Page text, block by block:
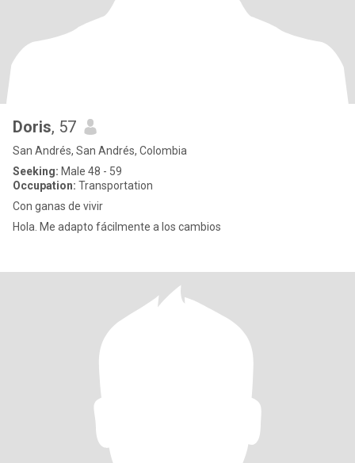
Doris, 57
San Andrés, San Andrés, Colombia
Seeking: Male 48 - 59
Occupation: Transportation
Con ganas de vivir
Hola. Me adapto fácilmente a los cambios